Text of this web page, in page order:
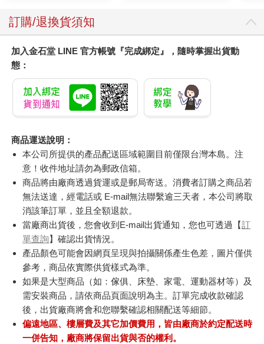
訂購/退換貨須知
加入金石堂 LINE 官方帳號『完成綁定』，隨時掌握出貨動
態：
商品運送說明：
本公司所提供的產品配送區域範圍目前僅限台灣本島。注
意！收件地址請勿為郵政信箱。
商品將由廠商透過貨運或是郵局寄送。消費者訂購之商品若
無法送達，經電話或 E-mail無法聯繫逾三天者，本公司將取
消該筆訂單，並且全額退款。
當廠商出貨後，您會收到E-mail出貨通知，您也可透過【訂
單查詢】確認出貨情況。
產品顏色可能會因網頁呈現與拍攝關係產生色差，圖片僅供
參考，商品依實際供貨樣式為準。
如果是大型商品（如：傢俱、床墊、家電、運動器材等）及
需安裝商品，請依商品頁面說明為主。訂單完成收款確認
後，出貨廠商將會和您聯繫確認相關配送等細節。
偏遠地區、樓層費及其它加價費用，皆由廠商於約定配送時
一併告知，廠商將保留出貨與否的權利。